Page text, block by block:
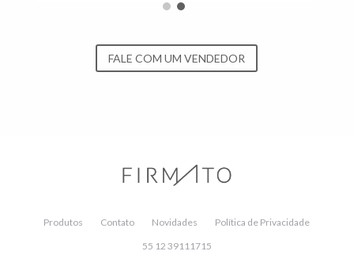
FALE COM UM VENDEDOR
Produtos Contato Novidades
Política de Privacidade
55 12 39111715